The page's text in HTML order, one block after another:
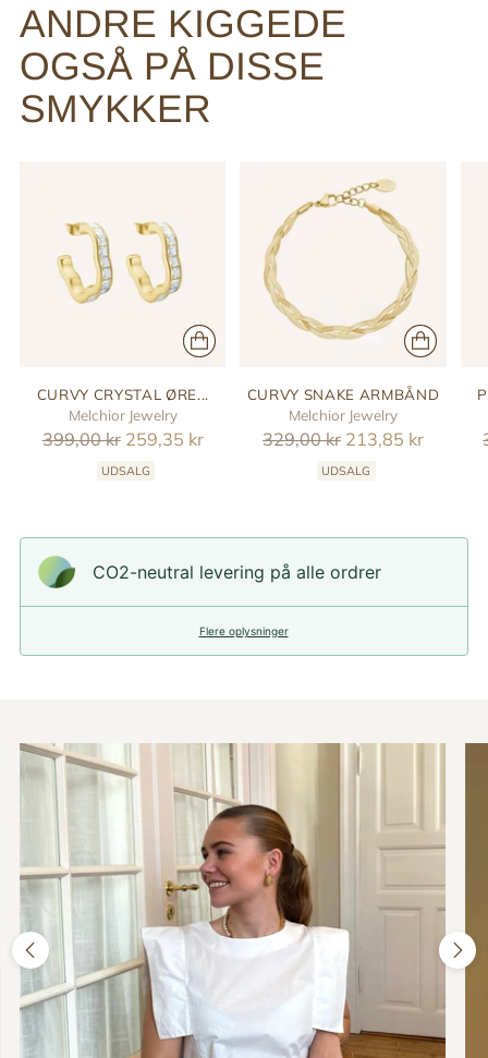
ANDRE KIGGEDE
OGSÅ PÅ DISSE
SMYKKER
CURVY CRYSTAL ØRE...
Melchior Jewelry
Reguler
399,00 kr 259,35 kr
UDSALG
CURVY SNAKE ARMBÅND
Melchior Jewelry
Reguler
329,00 kr 213,85 kr
UDSALG
CO2-neutral levering på alle ordrer
Flere oplysninger